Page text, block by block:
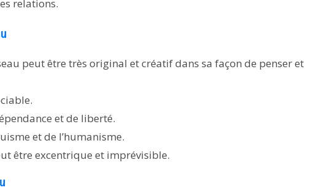
relations.
peut être très original et créatif dans sa façon de penser et
et de liberté.
et de l’humanisme.
être excentrique et imprévisible.